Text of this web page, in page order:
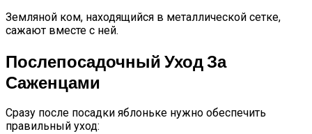
Земляной ком, находящийся в металлической сетке,
сажают вместе с ней.
Послепосадочный Уход За
Саженцами
Сразу после посадки яблоньке нужно обеспечить
правильный уход: